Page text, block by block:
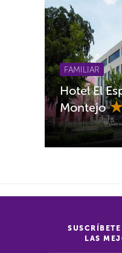
FAMILIAR
Hotel El
Montejo
LAS